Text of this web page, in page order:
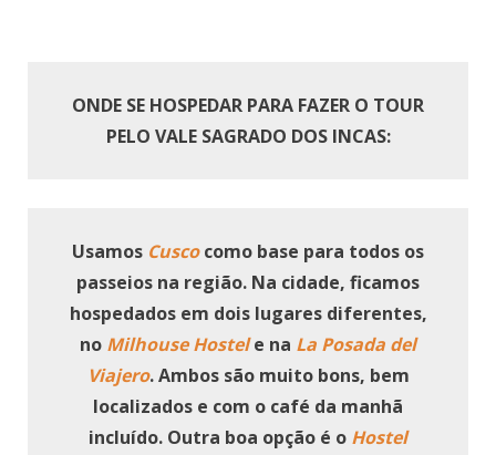
ONDE SE HOSPEDAR PARA FAZER O TOUR
PELO VALE SAGRADO DOS INCAS:
Usamos Cuscocomo base para todos os
passeios na região. Na cidade, ficamos
hospedados em dois lugares diferentes,
no Milhouse Hostele na La Posada del
Viajero. Ambos são muito bons, bem
localizados e com o café da manhã
incluído. Outra boa opção é o Hostel